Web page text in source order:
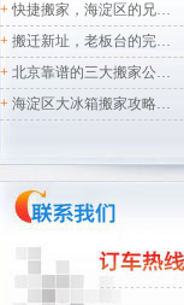
+快捷搬家，海淀区的兄…
+ 搬迁新址，老板台的完…
+ 北京靠谱的三大搬家公…
+ 海淀区大冰箱搬家攻略…